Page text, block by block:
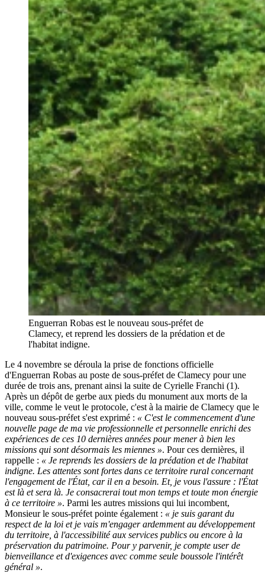
Enguerran Robas est le nouveau sous-préfet de
Clamecy, et reprend les dossiers de la prédation et de
l'habitat indigne.
Le 4 novembre se déroula la prise de fonctions officielle
d'Enguerran Robas au poste de sous-préfet de Clamecy pour une
durée de trois ans, prenant ainsi la suite de Cyrielle Franchi (1).
Après un dépôt de gerbe aux pieds du monument aux morts de la
ville, comme le veut le protocole, c'est à la mairie de Clamecy que le
nouveau sous-préfet s'est exprimé : « C'est le commencement d'une
nouvelle page de ma vie professionnelle et personnelle enrichi des
expériences de ces 10 dernières années pour mener à bien les
missions qui sont désormais les miennes ». Pour ces dernières, il
rappelle : « Je reprends les dossiers de la prédation et de l'habitat
indigne. Les attentes sont fortes dans ce territoire rural concernant
l'engagement de l'État, car il en a besoin. Et, je vous l'assure : l'État
est là et sera là. Je consacrerai tout mon temps et toute mon énergie
à ce territoire ». Parmi les autres missions qui lui incombent,
Monsieur le sous-préfet pointe également : « je suis garant du
respect de la loi et je vais m'engager ardemment au développement
du territoire, à l'accessibilité aux services publics ou encore à la
préservation du patrimoine. Pour y parvenir, je compte user de
bienveillance et d'exigences avec comme seule boussole l'intérêt
général ».